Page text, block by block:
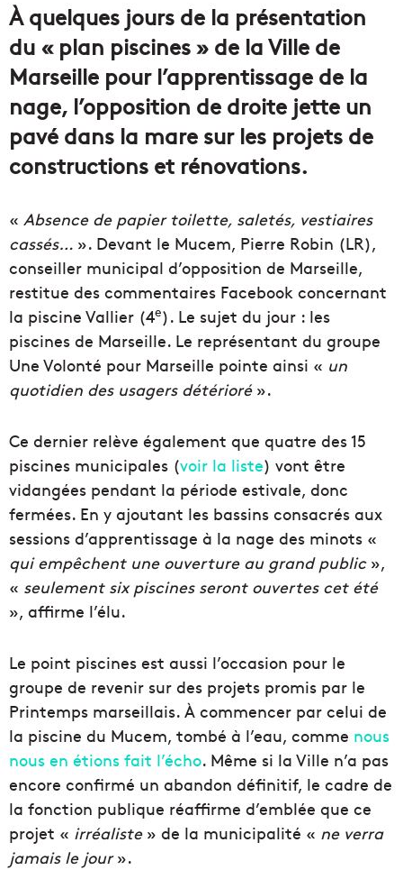
À quelques jours de la présentation
du « plan piscines » de la Ville de
Marseille pour l’apprentissage de la
nage, l’opposition de droite jette un
pavé dans la mare sur les projets de
constructions et rénovations.
« Absence de papier toilette, saletés, vestiaires
cassés… ». Devant le Mucem, Pierre Robin (LR),
conseiller municipal d’opposition de Marseille,
restitue des commentaires Facebook concernant
la piscine Vallier (4e). Le sujet du jour : les
piscines de Marseille. Le représentant du groupe
Une Volonté pour Marseille pointe ainsi « un
quotidien des usagers détérioré».
Ce dernier relève également que quatre des 15
piscines municipales (voir la liste) vont être
vidangées pendant la période estivale, donc
fermées. En y ajoutant les bassins consacrés aux
sessions d’apprentissage à la nage des minots «
qui empêchent une ouverture au grand public»,
« seulement six piscines seront ouvertes cet été
», affirme l’élu.
Le point piscines est aussi l’occasion pour le
groupe de revenir sur des projets promis par le
Printemps marseillais. À commencer par celui de
la piscine du Mucem, tombé à l’eau, comme nous
nous en étions fait l’écho. Même si la Ville n’a pas
encore confirmé un abandon définitif, le cadre de
la fonction publique réaffirme d’emblée que ce
projet « irréaliste » de la municipalité « ne verra
jamais le jour».